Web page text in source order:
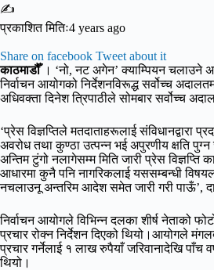
✍
प्रकाशित मितिः4 years ago
Share on facebook Tweet about it
काठमाडौँ। ‘नो, नट अगेन’ क्याम्पियन चलाउने
निर्वाचन आयोगको निर्देशनविरूद्ध सर्वोच्च
अधिवक्ता दिनेश त्रिपाठीले सोमबार सर्वोच्च
‘प्रेस विज्ञप्तिले मतदाताहरूलाई संविधानद्वारा
अवरोध तथा कुण्ठा उत्पन्न भई अपुरणीय क्षति पुग्न
अन्तिम टुंगो नलागेसम्म मिति जारी प्रेस विज्ञप्ति
आधारमा कुनै पनि नागरिकलाई यससम्बन्धी
नचलाउनू अन्तरिम आदेश समेत जारी गरी पाऊँ’,
निर्वाचन आयोगले विभिन्न दलका शीर्ष नेताको
प्रचार रोक्न निर्देशन दिएको थियो।आयोगले
प्रचार गर्नेलाई १ लाख रुपैयाँ जरिवानादेखि पाँच
थियो।